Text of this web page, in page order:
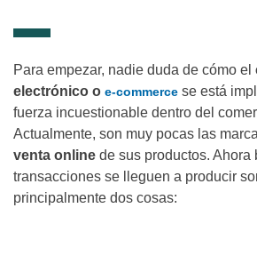
Para empezar, nadie duda de cómo el
electrónico o e-commerce se está
fuerza incuestionable dentro del
Actualmente, son muy pocas las
venta online de sus productos. Ahora
transacciones se lleguen a producir
principalmente dos cosas: